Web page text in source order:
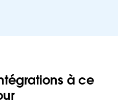
à ce